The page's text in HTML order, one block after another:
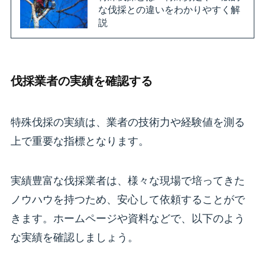
な伐採との違いをわかりやすく解
説
伐採業者の実績を確認する
特殊伐採の実績は、業者の技術力や経験値を測る
上で重要な指標となります。
実績豊富な伐採業者は、様々な現場で培ってきた
ノウハウを持つため、安心して依頼することがで
きます。ホームページや資料などで、以下のよう
な実績を確認しましょう。